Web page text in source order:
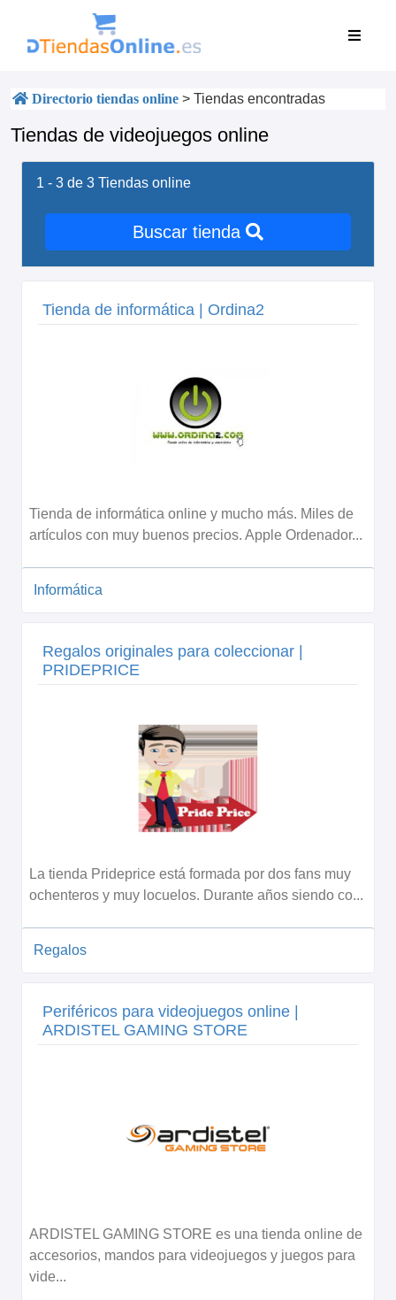
Directorio tiendas online > Tiendas encontradas
Tiendas de videojuegos online
1 - 3 de 3 Tiendas online
Buscar tienda
Tienda de informática | Ordina2
Tienda de informática online y mucho más. Miles de
artículos con muy buenos precios. Apple Ordenador...
Informática
Regalos originales para coleccionar |
PRIDEPRICE
La tienda Prideprice está formada por dos fans muy
ochenteros y muy locuelos. Durante años siendo co...
Regalos
Periféricos para videojuegos online |
ARDISTEL GAMING STORE
ARDISTEL GAMING STORE es una tienda online de
accesorios, mandos para videojuegos y juegos para
vide...